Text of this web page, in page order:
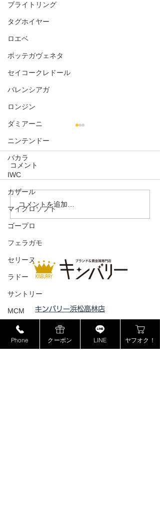
ブライトリング
タグホイヤー
ロエベ
ボッテガヴェネタ
セイコークレドール
バレンシアガ
ロンジン
ダミアーニ
ニンテンドー
バカラ
IWC
カザール
マイクロソフト
ゴープロ
フェラガモ
セリーヌ
ラドー
サントリー
MCM
ミュウミュウ
モンブラン
アトラスデイト レディー
ス
コメント
コメントを追加…
キンバリー浜松高林店
キンバリー藤枝インター店
ピックアップ浜松西伊場店
Phone クーポン LINE ヤフオク！